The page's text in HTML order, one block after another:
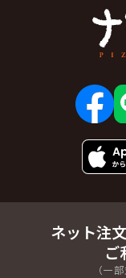
ネット注
ご
（一